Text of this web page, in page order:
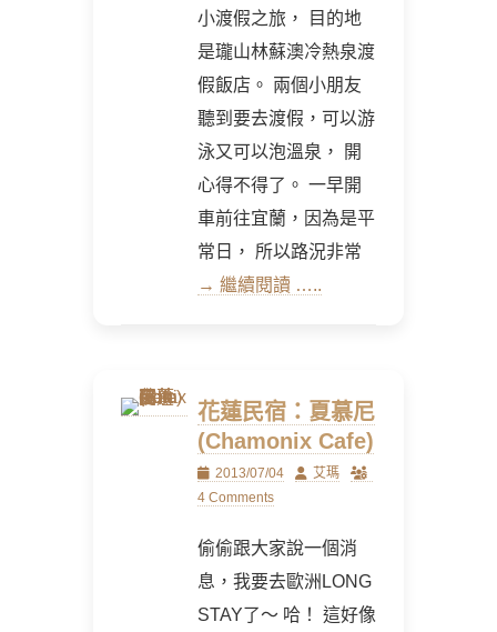
小渡假之旅， 目的地
是瓏山林蘇澳冷熱泉渡
假飯店。 兩個小朋友
聽到要去渡假，可以游
泳又可以泡溫泉， 開
心得不得了。 一早開
車前往宜蘭，因為是平
常日， 所以路況非常
→ 繼續閱讀 …..
花蓮民宿：夏慕尼
(Chamonix Cafe)
Posted
on
2013/07/04 Author
艾瑪
4 Comments
偷偷跟大家說一個消
息，我要去歐洲LONG
STAY了～ 哈！ 這好像